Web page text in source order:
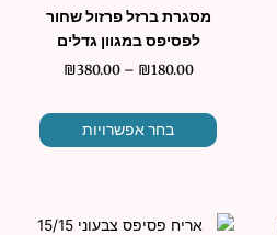
מסגרת ברזל פרזול שחור
לפסיפס במגוון גדלים
₪180.00
–
₪380.00
בחר אפשרויות
למוצר